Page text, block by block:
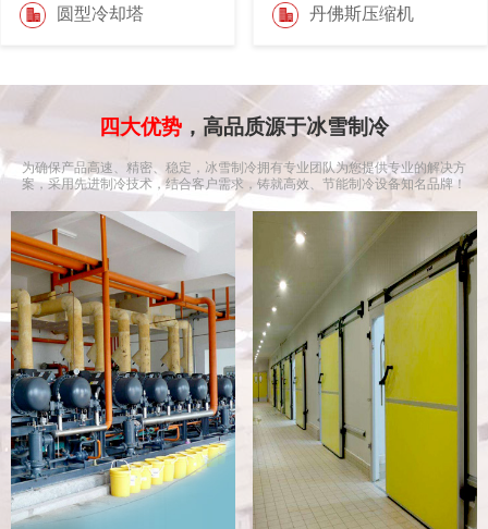
圆型冷却塔 丹佛斯压缩机
四大优势 ，高品质源于冰雪制冷
为确保产品高速、精密、稳定，冰雪制冷拥有专业团队为您提供专业的解决方
案，采用先进制冷技术，结合客户需求，铸就高效、节能制冷设备知名品牌！